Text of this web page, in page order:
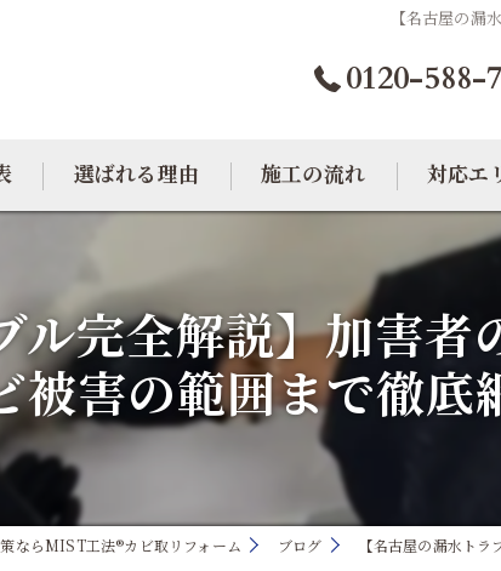
【名古屋の漏
0120-588-
選ばれる理由 施工の流れ 対応エ
大阪のカ
東京のカ
愛知のカ
ル完全解説】加害
被害の範囲まで徹底
ならMIST工法®カビ取リフォーム ブログ 【名古屋の漏水ト